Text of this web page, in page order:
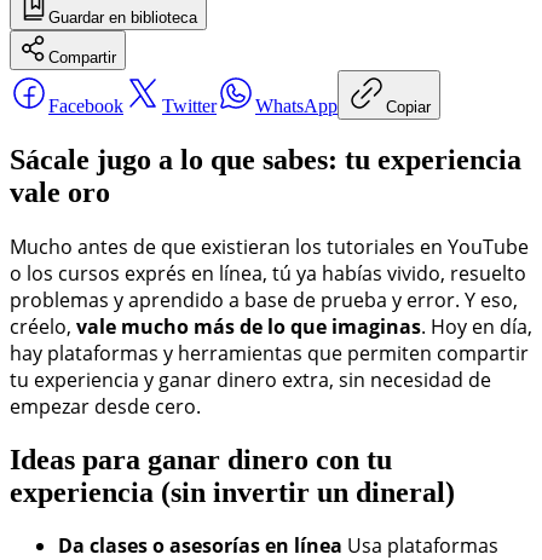
Guardar en biblioteca
Compartir
Facebook Twitter WhatsApp Copiar
Sácale jugo a lo que sabes: tu experiencia
vale oro
Mucho antes de que existieran los tutoriales en YouTube
o los cursos exprés en línea, tú ya habías vivido, resuelto
problemas y aprendido a base de prueba y error. Y eso,
créelo, vale mucho más de lo que imaginas. Hoy en día,
hay plataformas y herramientas que permiten compartir
tu experiencia y ganar dinero extra, sin necesidad de
empezar desde cero.
Ideas para ganar dinero con tu
experiencia (sin invertir un dineral)
Da clases o asesorías en línea Usa plataformas